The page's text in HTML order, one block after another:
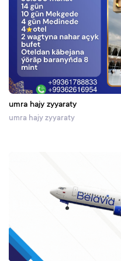
umra hajy zyyaraty
umra hajy zyyaraty